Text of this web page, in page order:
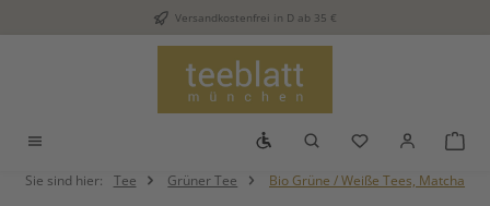
Zum Hauptinhalt springenVersandkostenfrei in D ab 35 €
Werkzeugleiste anzeigen
Du hast 0
Sie sind hier: Tee Grüner Tee Bio Grüne / Weiße Tees, Matcha